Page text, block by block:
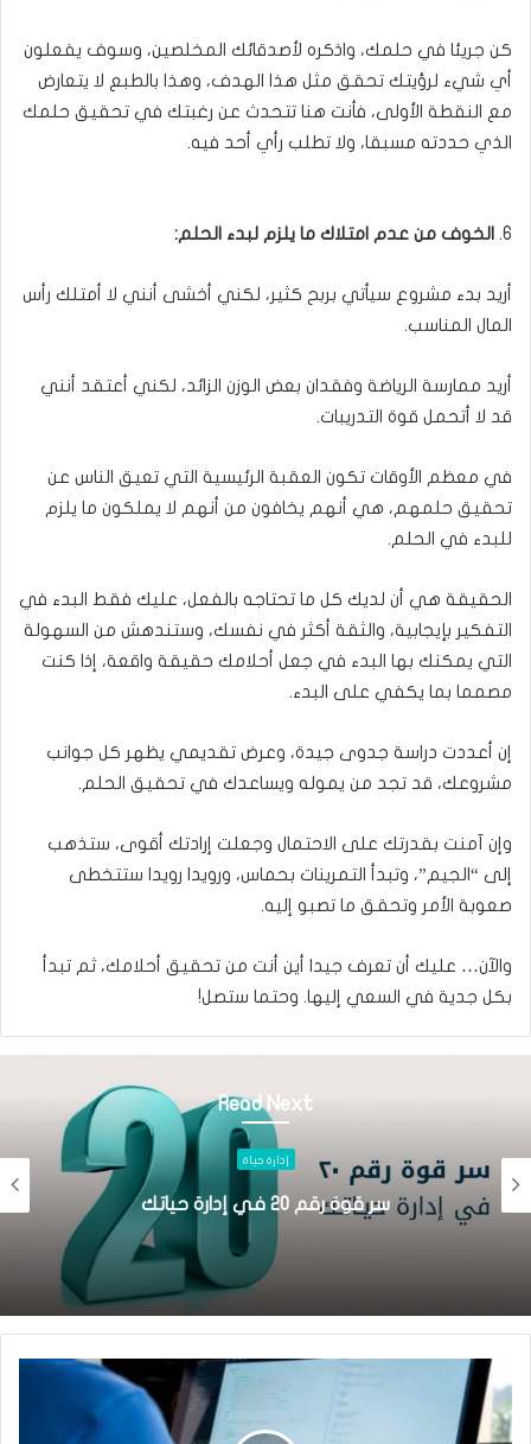
كن جريئا في حلمك، واذكره لأصدقائك المخلصين، وسوف يفعلون
أي شيء لرؤيتك تحقق مثل هذا الهدف، وهذا بالطبع لا يتعارض
مع النقطة الأولى، فأنت هنا تتحدث عن رغبتك في تحقيق حلمك
الذي حددته مسبقا، ولا تطلب رأي أحد فيه.
6. الخوف من عدم امتلاك ما يلزم لبدء الحلم:
أريد بدء مشروع سيأتي بربح كثير، لكني أخشى أنني لا أمتلك رأس
المال المناسب.
أريد ممارسة الرياضة وفقدان بعض الوزن الزائد، لكني أعتقد أنني
قد لا أتحمل قوة التدريبات.
في معظم الأوقات تكون العقبة الرئيسية التي تعيق الناس عن
تحقيق حلمهم، هي أنهم يخافون من أنهم لا يملكون ما يلزم
للبدء في الحلم.
الحقيقة هي أن لديك كل ما تحتاجه بالفعل، عليك فقط البدء في
التفكير بإيجابية، والثقة أكثر في نفسك، وستندهش من السهولة
التي يمكنك بها البدء في جعل أحلامك حقيقة واقعة، إذا كنت
مصمما بما يكفي على البدء.
إن أعددت دراسة جدوى جيدة، وعرض تقديمي يظهر كل جوانب
مشروعك، قد تجد من يموله ويساعدك في تحقيق الحلم.
وإن آمنت بقدرتك على الاحتمال وجعلت إرادتك أقوى، ستذهب
إلى “الجيم”، وتبدأ التمرينات بحماس، ورويدا رويدا ستتخطى
صعوبة الأمر وتحقق ما تصبو إليه.
والآن… عليك أن تعرف جيدا أين أنت من تحقيق أحلامك، ثم تبدأ
بكل جدية في السعي إليها. وحتما ستصل!
Read Next
إدارة حياة
خطط لآخر ثلاثة شهور في هذا العام